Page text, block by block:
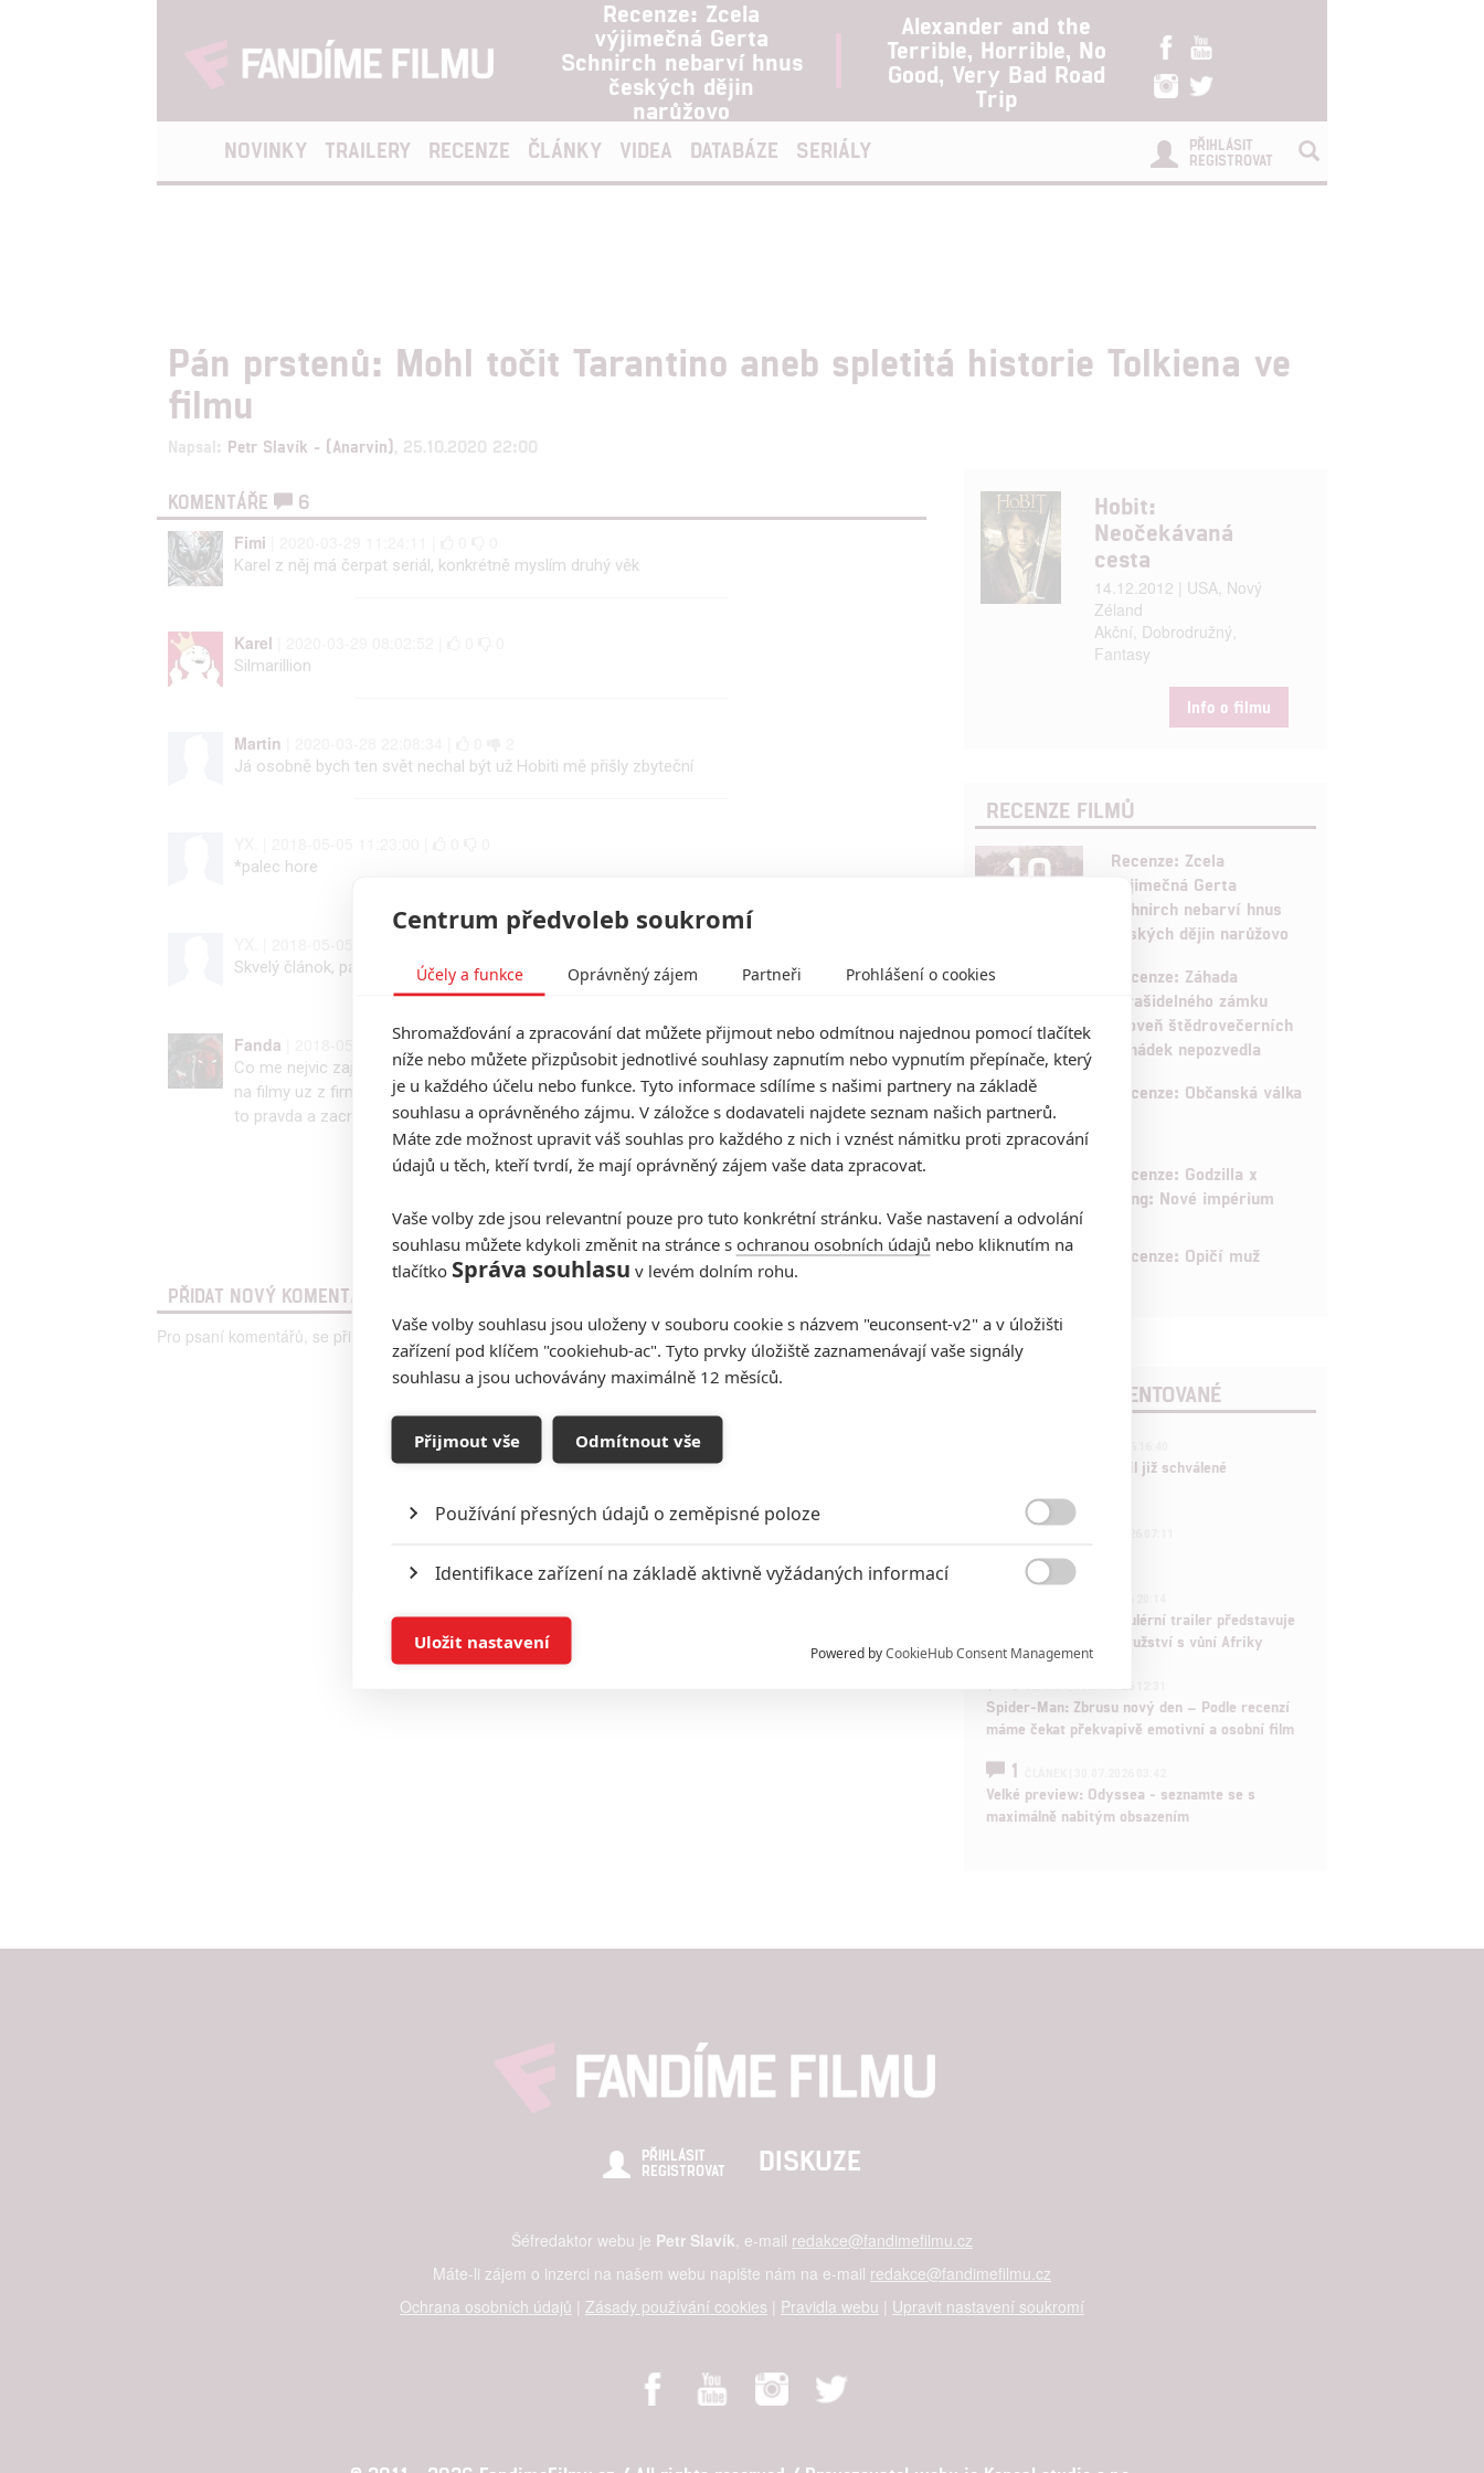
Recenze: Zcela
výjimečná Gerta
Schnirch nebarví hnus
českých dějin
narůžovo
Alexander and the
Terrible, Horrible, No
Good, Very Bad Road
Trip
NOVINKY TRAILERY RECENZE ČLÁNKY VIDEA DATABÁZE SERIÁLY
PŘIHLÁSIT
REGISTROVAT
Pán prstenů: Mohl točit Tarantino aneb spletitá historie Tolkiena ve
filmu
Napsal: Petr Slavík - (Anarvin) , 25.10.2020 22:00
KOMENTÁŘE
6
Fimi
Karel z něj má čerpat seriál, konkrétně myslím druhý věk
Karel
Silmarillion
Martin
Já osobně bych ten svět nechal být už Hobiti mě přišly zbyteční
*palec hore
Skvelý článok, pale hore!
Fanda | 2018-05-04 17:51:05 | 0 0
Co me nejvic zajima je to kdy budou dqlsi filmy z toho to sveta jelikoz clovek co mel prava
na filmy uz z firmy odesel a ti co ted prava dostali tak jim ke to pry jedno, takze doufam ze je
to pravda a zacnou tvorit krasne poradnej svet.
PŘIDAT NOVÝ KOMENTÁŘ
Pro psaní komentářů, se přihlašte.
Hobit:
Neočekávaná
cesta
14.12.2012 | USA, Nový
Zéland
Akční, Dobrodružný,
Fantasy
Info o filmu
RECENZE FILMŮ
10
Recenze: Zcela
výjimečná Gerta
Schnirch nebarví hnus
českých dějin narůžovo
Recenze: Záhada
strašidelného zámku
úroveň štědrovečerních
pohádek nepozvedla
8 Recenze: Občanská válka
Recenze: Godzilla x
Kong: Nové impérium
8 Recenze: Opičí muž
POSLEDNÍ KOMENTOVANÉ
Marvel nečekaně zrušil již schválené
433
拆彈專家
Děti krve a kostí: Regulérní trailer představuje
akční fantasy dobrodružství s vůní Afriky
Spider-Man: Zbrusu nový den – Podle recenzí
máme čekat překvapivě emotivní a osobní film
1
Velké preview: Odyssea - seznamte se s
maximálně nabitým obsazením
PŘIHLÁSIT
REGISTROVAT
DISKUZE
Šéfredaktor webu je Petr Slavík , e-mail redakce@fandimefilmu.cz
Máte-li zájem o inzerci na našem webu napište nám na e-mail redakce@fandimefilmu.cz
Ochrana osobních údajů | Zásady používání cookies | Pravidla webu | Upravit nastavení soukromí
Centrum předvoleb soukromí
Účely a funkce Oprávněný zájem Partneři Prohlášení o cookies
Shromažďování a zpracování dat můžete přijmout nebo odmítnou najednou pomocí tlačítek
níže nebo můžete přizpůsobit jednotlivé souhlasy zapnutím nebo vypnutím přepínače, který
je u každého účelu nebo funkce. Tyto informace sdílíme s našimi partnery na základě
souhlasu a oprávněného zájmu. V záložce s dodavateli najdete seznam našich partnerů.
Máte zde možnost upravit váš souhlas pro každého z nich i vznést námitku proti zpracování
údajů u těch, kteří tvrdí, že mají oprávněný zájem vaše data zpracovat.
Vaše volby zde jsou relevantní pouze pro tuto konkrétní stránku. Vaše nastavení a odvolání
souhlasu můžete kdykoli změnit na stránce s ochranou osobních údajů nebo kliknutím na
tlačítko Správa souhlasu v levém dolním rohu.
Vaše volby souhlasu jsou uloženy v souboru cookie s názvem "euconsent-v2" a v úložišti
zařízení pod klíčem "cookiehub-ac". Tyto prvky úložiště zaznamenávají vaše signály
souhlasu a jsou uchovávány maximálně 12 měsíců.
Přijmout vše Odmítnout vše
Používání přesných údajů o zeměpisné poloze
Identifikace zařízení na základě aktivně vyžádaných informací
Ukládání a/nebo přístup k informacím v zařízení


Powered byCookieHub Consent Management
Uložit nastavení